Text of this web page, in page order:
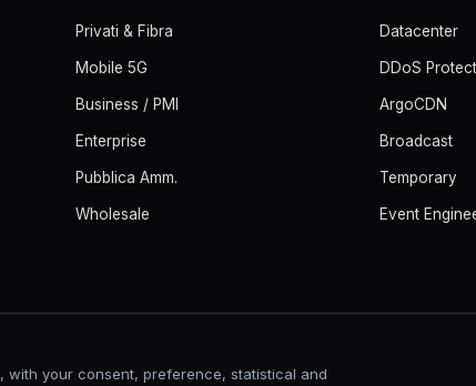
Privati & Fibra
Mobile 5G
Business / PMI
Enterprise
Pubblica Amm.
Wholesale
Datacenter
DDoS
ArgoCDN
Broadcast
Temporary
Event
with your consent, preference, statistical and